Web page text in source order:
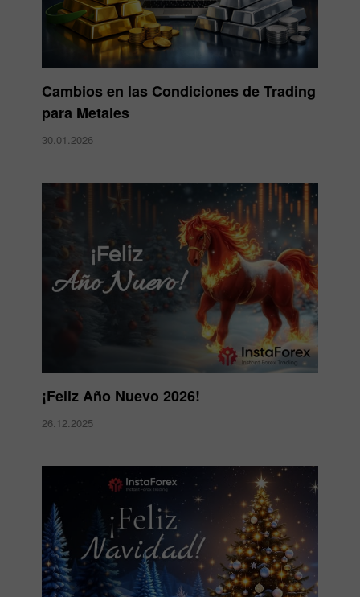
Cambios en las Condiciones de Trading
para Metales
30.01.2026
¡Feliz Año Nuevo 2026!
26.12.2025